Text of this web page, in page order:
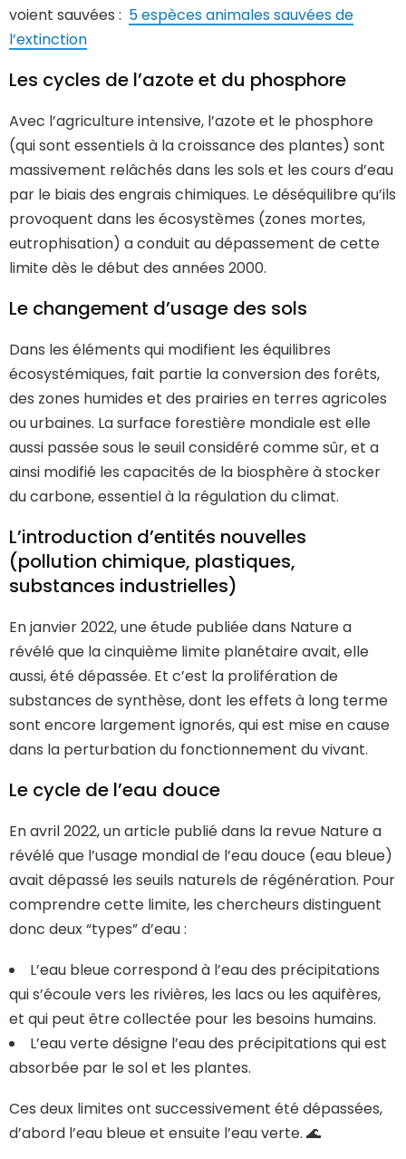
voient sauvées : 5 espèces animales sauvées de
l’extinction
Les cycles de l’azote et du phosphore
Avec l’agriculture intensive, l’azote et le phosphore
(qui sont essentiels à la croissance des plantes) sont
massivement relâchés dans les sols et les cours d’eau
par le biais des engrais chimiques. Le déséquilibre qu’ils
provoquent dans les écosystèmes (zones mortes,
eutrophisation) a conduit au dépassement de cette
limite dès le début des années 2000.
Le changement d’usage des sols
Dans les éléments qui modifient les équilibres
écosystémiques, fait partie la conversion des forêts,
des zones humides et des prairies en terres agricoles
ou urbaines. La surface forestière mondiale est elle
aussi passée sous le seuil considéré comme sûr, et a
ainsi modifié les capacités de la biosphère à stocker
du carbone, essentiel à la régulation du climat.
L’introduction d’entités nouvelles
(pollution chimique, plastiques,
substances industrielles)
En janvier 2022, une étude publiée dans Nature a
révélé que la cinquième limite planétaire avait, elle
aussi, été dépassée. Et c’est la prolifération de
substances de synthèse, dont les effets à long terme
sont encore largement ignorés, qui est mise en cause
dans la perturbation du fonctionnement du vivant.
Le cycle de l’eau douce
En avril 2022, un article publié dans la revue Nature a
révélé que l’usage mondial de l’eau douce (eau bleue)
avait dépassé les seuils naturels de régénération. Pour
comprendre cette limite, les chercheurs distinguent
donc deux “types” d’eau :
L’eau bleue correspond à l’eau des précipitations
qui s’écoule vers les rivières, les lacs ou les aquifères,
et qui peut être collectée pour les besoins humains.
L’eau verte désigne l’eau des précipitations qui est
absorbée par le sol et les plantes.
Ces deux limites ont successivement été dépassées,
d’abord l’eau bleue et ensuite l’eau verte. 🌊